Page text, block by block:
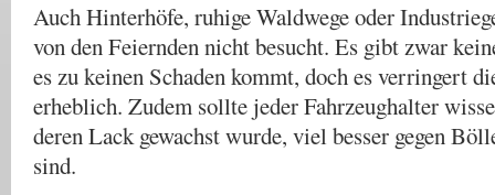
Auch Hinterhöfe, ruhige Waldwege oder
von den Feiernden nicht besucht. Es gibt zwar
es zu keinen Schaden kommt, doch es verringert
erheblich. Zudem sollte jeder Fahrzeughalter
deren Lack gewachst wurde, viel besser gegen
sind.